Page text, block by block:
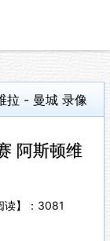
拉 - 曼城 录像
阿斯顿维
】： 3081